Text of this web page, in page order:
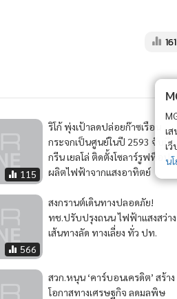
161
115
ริโก้ พุ่งเป้าลดปล่อยก๊าซเรือน
กระจกเป็นศูนย์ในปี 2593 จับมือ
กรีน เยลโล่ ติดตั้งโซลาร์รูฟท็อป
ผลิตไฟฟ้าจากแสงอาทิตย์
566
สงกรานต์เดินทางปลอดภัย!
ทช.ปรับปรุงถนน ไฟฟ้าแสงสว่าง
เส้นทางลัด ทางเลี่ยง ทั่ว ปท.
สวก.หนุน ‘คาร์บอนเครดิต’ สร้าง
โอกาสทางเศรษฐกิจ ลดมลพิษ
เ
เ
น